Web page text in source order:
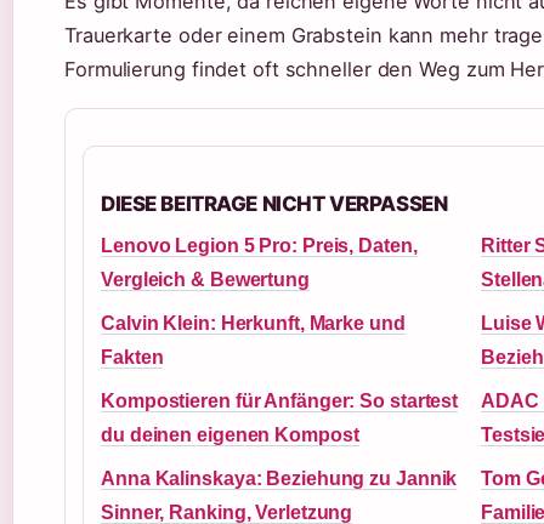
Trauerkarte oder einem Grabstein kann mehr
Formulierung findet oft schneller den Weg zum
DIESE BEITRAGE NICHT VERPASSEN
Lenovo Legion 5 Pro: Preis, Daten,
Vergleich & Bewertung
Ritter
Calvin Klein: Herkunft, Marke und
Fakten
Luise
Kompostieren für Anfänger: So startest
du deinen eigenen Kompost
ADAC
Anna Kalinskaya: Beziehung zu Jannik
Sinner, Ranking, Verletzung
Tom